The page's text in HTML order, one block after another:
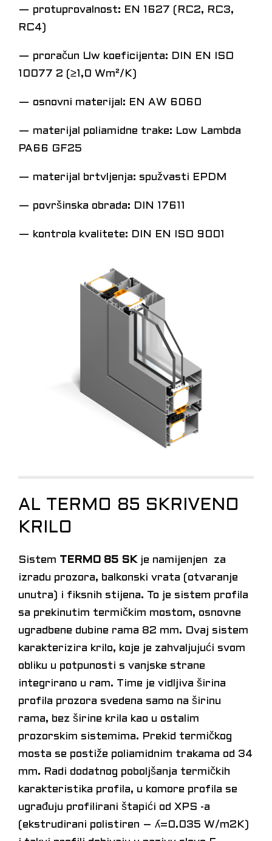
— protuprovalnost: EN 1627 (RC2, RC3,
RC4)
— proračun Uw koeficijenta: DIN EN ISO
10077 2 (≥1,0 Wm²/K)
— osnovni materijal: EN AW 6060
— materijal poliamidne trake: Low Lambda
PA66 GF25
— materijal brtvljenja: spužvasti EPDM
— površinska obrada: DIN 17611
— kontrola kvalitete: DIN EN ISO 9001
AL TERMO 85 SKRIVENO
KRILO
Sistem TERMO 85 SKje namijenjen za
izradu prozora, balkonski vrata (otvaranje
unutra) i fiksnih stijena. To je sistem profila
sa prekinutim termičkim mostom, osnovne
ugradbene dubine rama 82 mm. Ovaj sistem
karakterizira krilo, koje je zahvaljujući svom
obliku u potpunosti s vanjske strane
integrirano u ram. Time je vidljiva širina
profila prozora svedena samo na širinu
rama, bez širine krila kao u ostalim
prozorskim sistemima. Prekid termičkog
mosta se postiže poliamidnim trakama od 34
mm. Radi dodatnog poboljšanja termičkih
karakteristika profila, u komore profila se
ugrađuju profilirani štapići od XPS -a
(ekstrudirani polistiren – ʎ=0.035 W/m2K)